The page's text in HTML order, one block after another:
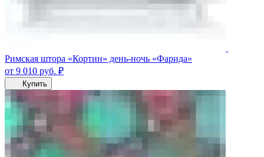
Римская штора «Кортин» день-ночь «Фарида»
от 9 010 руб. ₽
Купить